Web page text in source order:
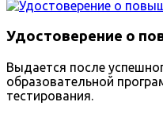
Удостоверение о
Выдается после
образовательной
тестирования.